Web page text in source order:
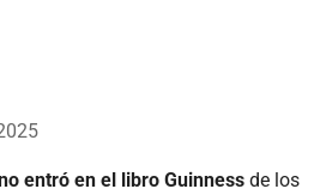
entró en el libro Guinness de los